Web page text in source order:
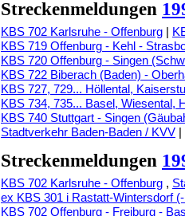
Streckenmeldungen
KBS 702 Karlsruhe - Offenburg
KBS 719 Offenburg - Kehl -
KBS 720 Offenburg - Singen
KBS 722 Biberach (Baden) -
KBS 727, 729... Höllental,
KBS 734, 735... Basel, Wiesental,
KBS 740 Stuttgart - Singen
Stadtverkehr Baden-Baden / KVV
Streckenmeldungen
KBS 702 Karlsruhe - Offenburg ,
ex KBS 301 i Rastatt-Wintersdorf
KBS 702 Offenburg - Freiburg -